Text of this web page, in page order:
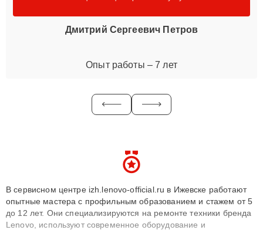
Дмитрий Сергеевич Петров
Опыт работы – 7 лет
В сервисном центре izh.lenovo-official.ru в Ижевске работают
опытные мастера с профильным образованием и стажем от 5
до 12 лет. Они специализируются на ремонте техники бренда
Lenovo, используют современное оборудование и